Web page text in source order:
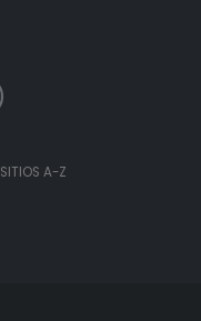
SITIOS A-Z